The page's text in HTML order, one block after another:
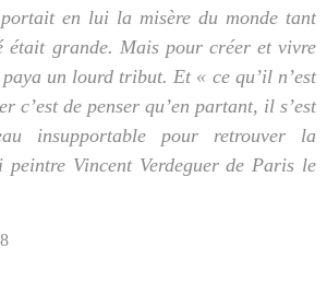
en lui la misère du monde tant
était grande. Mais pour créer et vivre
un lourd tribut. Et « ce qu’il n’est
c’est de penser qu’en partant, il s’est
insupportable pour retrouver la
peintre Vincent Verdeguer de Paris le